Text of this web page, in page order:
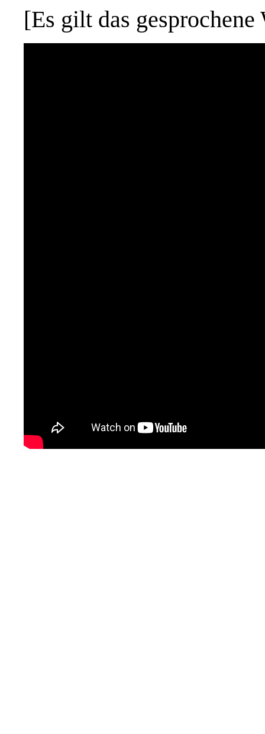
[Es gilt das gesprochene